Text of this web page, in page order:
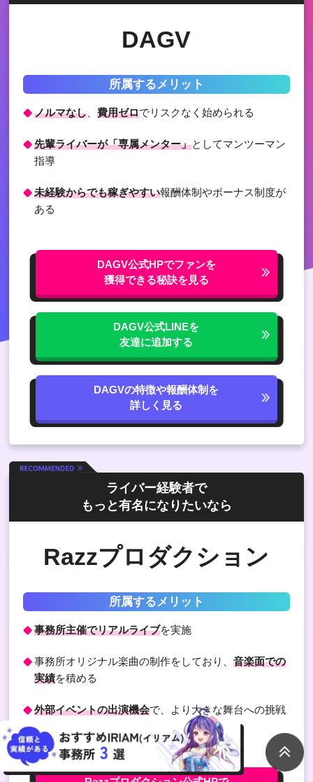
DAGV
所属するメリット
ノルマなし 、費用ゼロでリスクなく始められる
先輩ライバーが「専属メンター」としてマンツーマン
指導
未経験からでも稼ぎやすい報酬体制やボーナス制度が
ある
DAGV公式HPでファンを
獲得できる秘訣を見る
DAGV公式LINEを
友達に追加する
DAGVの特徴や報酬体制を
詳しく見る
ライバー経験者で
もっと有名になりたいなら
Razzプロダクション
所属するメリット
事務所主催でリアルライブを実施
事務所オリジナル楽曲の制作をしており、音楽面での
実績を積める
外部イベントの出演機会で、より大きな舞台への挑戦
できる